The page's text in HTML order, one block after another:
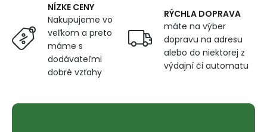
NÍZKE CENY
Nakupujeme vo
veľkom a preto
máme s
dodávateľmi
dobré vzťahy
RÝCHLA DOPRAVA
máte na výber
dopravu na adresu
alebo do niektorej z
výdajní či automatu